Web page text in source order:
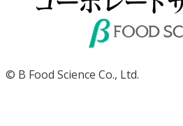
© B Food Science Co., Ltd.